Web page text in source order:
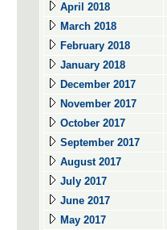
April 2018
March 2018
February 2018
January 2018
December 2017
November 2017
October 2017
September 2017
August 2017
July 2017
June 2017
May 2017